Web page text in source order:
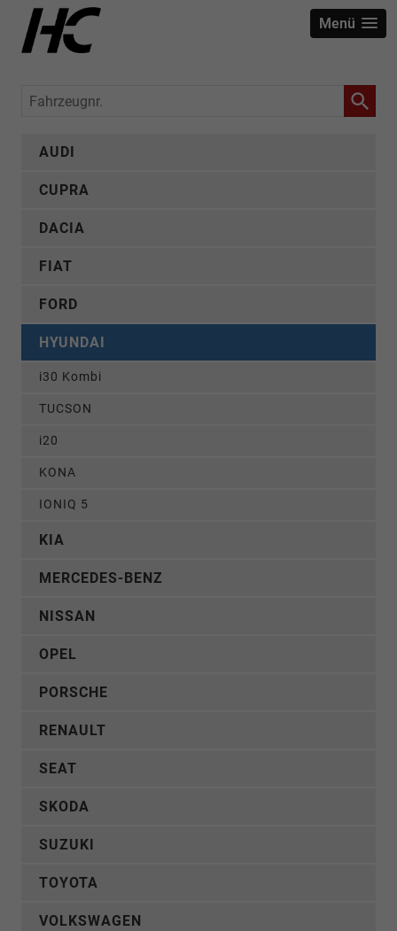
Menü
Fahrzeugnr.
AUDI
CUPRA
DACIA
FIAT
FORD
HYUNDAI
i30 Kombi
TUCSON
i20
KONA
IONIQ 5
KIA
MERCEDES-BENZ
NISSAN
OPEL
PORSCHE
RENAULT
SEAT
SKODA
SUZUKI
TOYOTA
VOLKSWAGEN